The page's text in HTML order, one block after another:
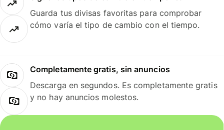
Guarda tus divisas favoritas para comprobar
cómo varía el tipo de cambio con el tiempo.
Completamente gratis, sin anuncios
Descarga en segundos. Es completamente gratis
y no hay anuncios molestos.